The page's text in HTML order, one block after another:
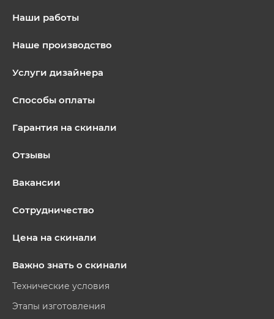
Наши работы
Наше производство
Услуги дизайнера
Способы оплаты
Гарантия на скинали
Отзывы
Вакансии
Сотрудничество
Цена на скинали
Важно знать о скинали
Технические условия
Этапы изготовления